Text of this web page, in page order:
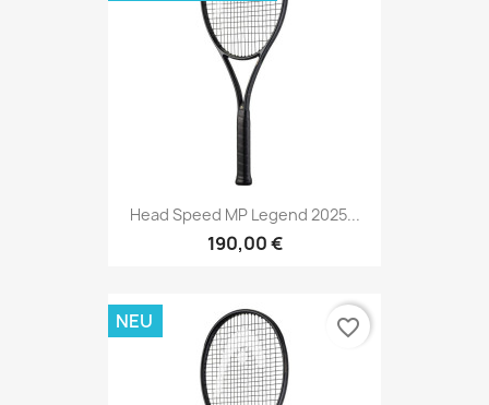
Head Speed MP Legend 2025...
190,00 €
NEU favorite_border